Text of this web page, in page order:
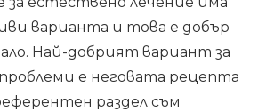
варианта и това е добър
Най-добрият вариант за
е неговата рецепта
раздел съм